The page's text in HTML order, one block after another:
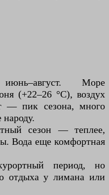
Море
(+22–26 °C), воздух
— пик сезона, много
сезон — теплее,
Вода еще комфортная
период, но
отдыха у лимана или